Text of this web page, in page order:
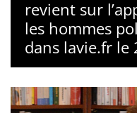
revient sur
les hommes
dans lavie.fr le